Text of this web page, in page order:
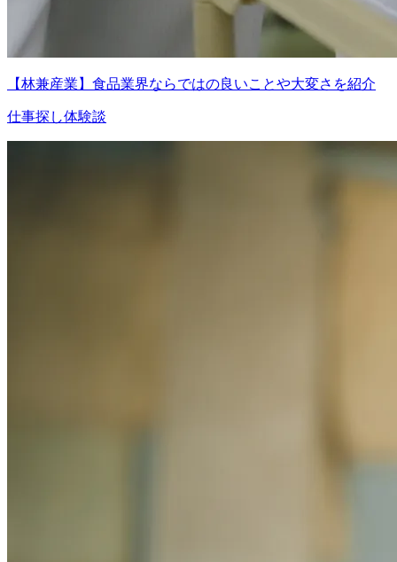
【林兼産業】食品業界ならではの良いことや大変さを紹介
仕事探し体験談